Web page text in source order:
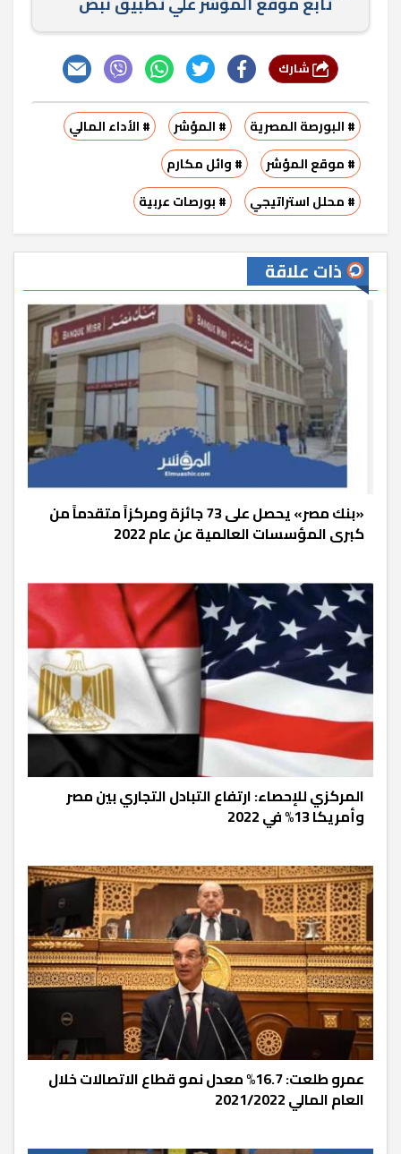
# البورصة المصرية # المؤشر
# الأداء المالي
# موقع المؤشر
# وائل مكارم
# محلل استراتيجي
# بورصات عربية
ذات علاقة
«بنك مصر» يحصل على 73 جائزة ومركزاً متقدماً من
كبرى المؤسسات العالمية عن عام 2022
المركزي للإحصاء: ارتفاع التبادل التجاري بين مصر
وأمريكا 13% في 2022
عمرو طلعت: 16.7% معدل نمو قطاع الاتصالات خلال
العام المالي 2021/2022